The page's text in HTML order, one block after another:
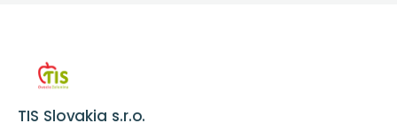
TIS Slovakia s.r.o.